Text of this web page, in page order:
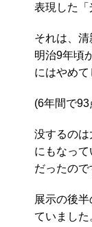
表現した「
それは、
明治9年頃
にはやめて
(6年間で93
没するの
にもなっ
だったので
展示の後
ていました